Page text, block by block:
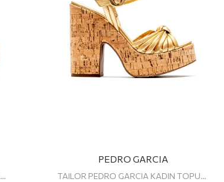
DOINA PEDRO GARCIA KADIN DOLGU TOPUKLU SANDALET
PEDRO GARCIA
TAILOR PEDRO GARCIA KADIN TOPUKLU SANDALET